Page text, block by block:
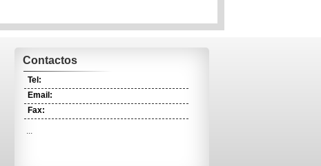
Contactos
Tel:
Email:
Fax:
...